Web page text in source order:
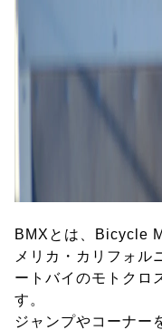
BMXとは、Bicycle
メリカ・カリフォル
ートバイのモトクロ
す。
ジャンプやコーナー